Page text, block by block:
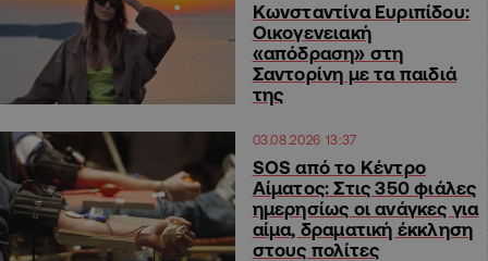
Κωνσταντίνα Ευριπίδου:
Οικογενειακή
«απόδραση» στη
Σαντορίνη με τα παιδιά
της
03.08.2026 13:37
SOS από το Κέντρο
Αίματος: Στις 350 φιάλες
ημερησίως οι ανάγκες για
αίμα, δραματική έκκληση
στους πολίτες